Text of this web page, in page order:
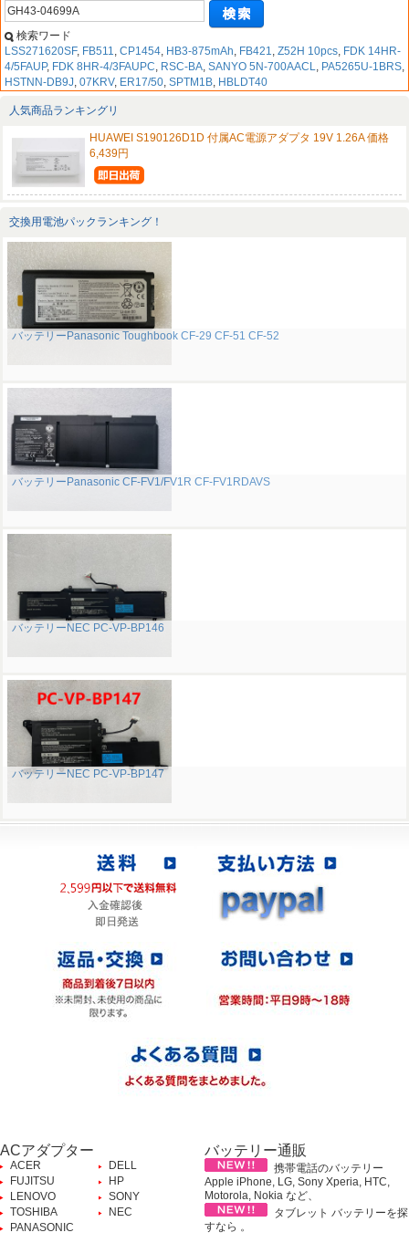
検索ワード
LSS271620SF, FB511, CP1454, HB3-875mAh, FB421, Z52H 10pcs, FDK 14HR-
4/5FAUP, FDK 8HR-4/3FAUPC, RSC-BA, SANYO 5N-700AACL, PA5265U-1BRS,
HSTNN-DB9J, 07KRV, ER17/50, SPTM1B, HBLDT40
人気商品ランキングリ
HUAWEI S190126D1D 付属AC電源アダプタ 19V 1.26A 価格
6,439円
交換用電池パックランキング！
バッテリーPanasonic Toughbook CF-29 CF-51 CF-52
バッテリーPanasonic CF-FV1/FV1R CF-FV1RDAVS
バッテリーNEC PC-VP-BP146
バッテリーNEC PC-VP-BP147
ACアダプター
ACER
DELL
FUJITSU
HP
LENOVO
SONY
TOSHIBA
NEC
PANASONIC
バッテリー通販
携帯電話のバッテリー
Apple iPhone, LG, Sony Xperia, HTC,
Motorola, Nokia など、
タブレット バッテリーを探
すなら 。